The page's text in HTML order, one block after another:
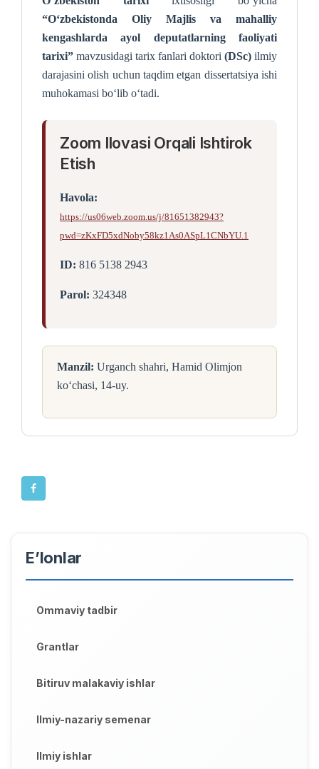
“O‘zbekistonda Oliy Majlis va mahalliy
kengashlarda ayol deputatlarning faoliyati
tarixi” mavzusidagi tarix fanlari doktori (DSc) ilmiy
darajasini olish uchun taqdim etgan dissertatsiya ishi
muhokamasi bo‘lib o‘tadi.
Zoom Ilovasi Orqali Ishtirok
Etish
Havola:
https://us06web.zoom.us/j/81651382943?
pwd=zKxFD5xdNoby58kz1As0ASpL1CNbYU.1
ID: 816 5138 2943
Parol: 324348
Manzil: Urganch shahri, Hamid Olimjon
ko‘chasi, 14-uy.
E’lonlar
Ommaviy tadbir
Grantlar
Bitiruv malakaviy ishlar
Ilmiy-nazariy semenar
Ilmiy ishlar